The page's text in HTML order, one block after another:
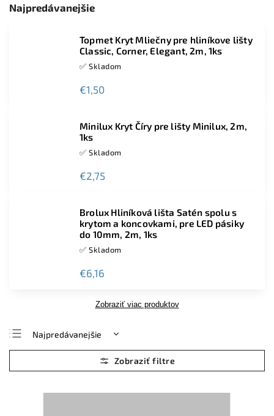
Najpredávanejšie
Topmet Kryt Mliečny pre hliníkove lišty
Classic, Corner, Elegant, 2m, 1ks
✅ Skladom
€1,50
Minilux Kryt Číry pre lišty Minilux, 2m,
1ks
✅ Skladom
€2,75
Brolux Hliníková lišta Satén spolu s
krytom a koncovkami, pre LED pásiky
do 10mm, 2m, 1ks
✅ Skladom
€6,16
Zobraziť viac produktov
Najpredávanejšie
Najlacnejšie
Najdrahšie
Abecedne